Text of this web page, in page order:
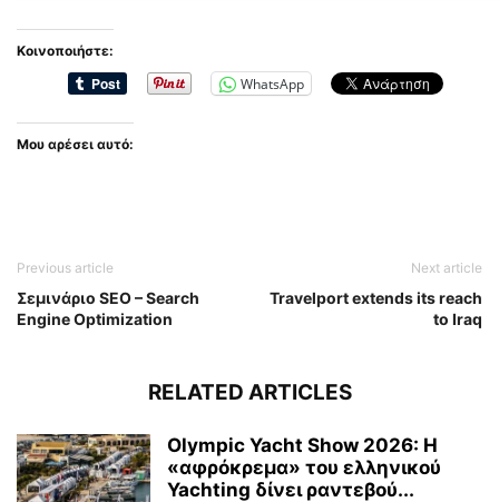
Κοινοποιήστε:
WhatsApp
Μου αρέσει αυτό:
Previous article
Σεμινάριο SEO – Search
Engine Optimization
Next article
Travelport extends its reach
to Iraq
RELATED ARTICLES
Olympic Yacht Show 2026: Η
«αφρόκρεμα» του ελληνικού
Yachting δίνει ραντεβού...